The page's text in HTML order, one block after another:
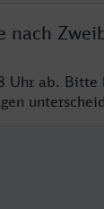
Uhr ab. Bitte